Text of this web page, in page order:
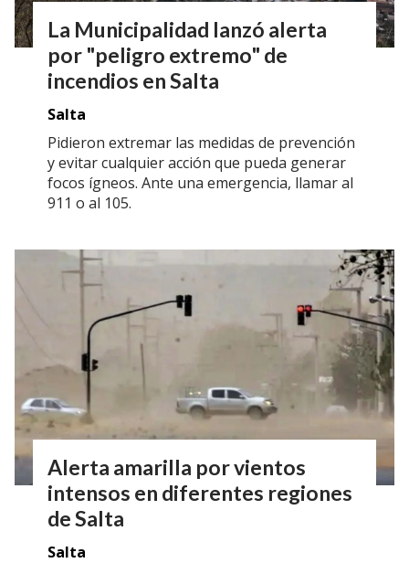
La Municipalidad lanzó alerta
por "peligro extremo" de
incendios en Salta
Salta
Pidieron extremar las medidas de prevención
y evitar cualquier acción que pueda generar
focos ígneos. Ante una emergencia, llamar al
911 o al 105.
Alerta amarilla por vientos
intensos en diferentes regiones
de Salta
Salta